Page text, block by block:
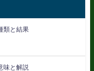
類と結果
味と解説